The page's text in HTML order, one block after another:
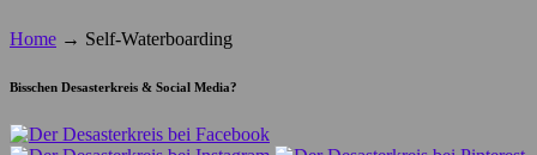
Home → Self-Waterboarding
Bisschen Desasterkreis & Social Media?